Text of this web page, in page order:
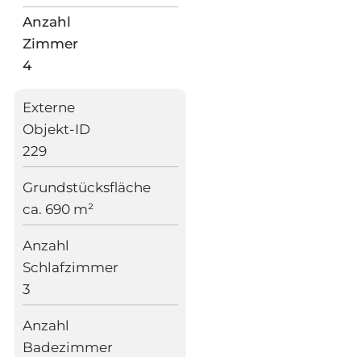
Anzahl
Zimmer
4
Externe
Objekt-ID
229
Grundstücksfläche
ca. 690 m²
Anzahl
Schlafzimmer
3
Anzahl
Badezimmer